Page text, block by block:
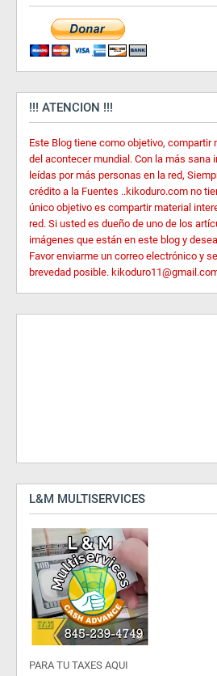
!!! ATENCION !!!
Este Blog tiene como objetivo,
del acontecer mundial. Con la más sana
leídas por más personas en la red,
crédito a la Fuentes ..kikoduro.com no
único objetivo es compartir material
red. Si usted es dueño de uno de los
imágenes que están en este blog y
Favor enviarme un correo electrónico y
brevedad posible.
L&M MULTISERVICES
PARA TU TAXES AQUI